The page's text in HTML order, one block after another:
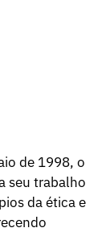
de 1998, o
seu trabalho
da ética e